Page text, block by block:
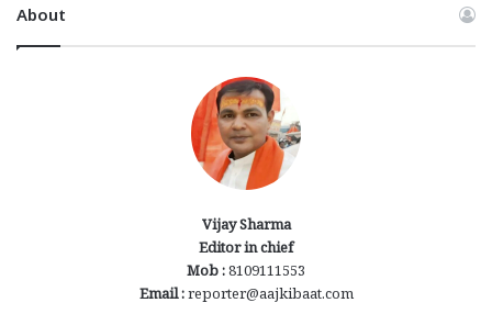
About
Vijay Sharma
Editor in chief
Mob :8109111553
Email :reporter@aajkibaat.com